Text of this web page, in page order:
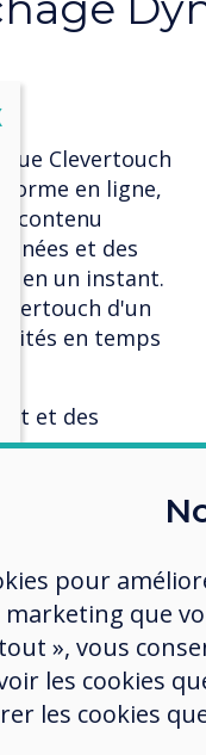
Clevertouch
en ligne,
contenu
et des
en un instant.
d'un
en temps
et des
Ecrans
pour
que
», vous
les cookies
les cookies